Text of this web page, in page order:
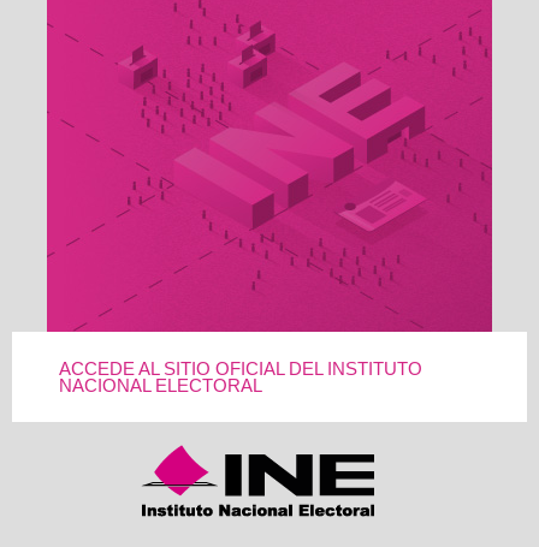
ACCEDE AL SITIO OFICIAL DEL INSTITUTO
NACIONAL ELECTORAL